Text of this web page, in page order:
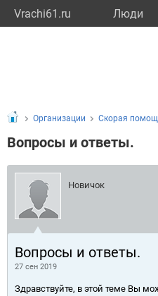
Vrachi61.ru Люди
Организации Скорая
Вопросы и ответы.
Новичок
Вопросы и ответы.
27 сен 2019
Здравствуйте, в этой теме Вы